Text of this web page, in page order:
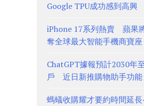
Google TPU成功感到高興
iPhone 17系列熱賣 蘋果
奪全球最大智能手機商寶座
ChatGPT據報預計2030年
戶 近日新推購物助手功能
螞蟻收購耀才要約時間延